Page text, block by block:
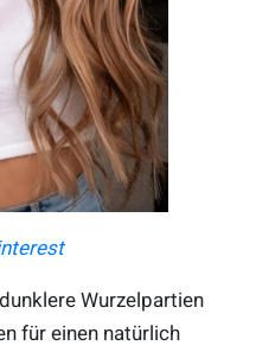
Wurzelpartien
für einen natürlich